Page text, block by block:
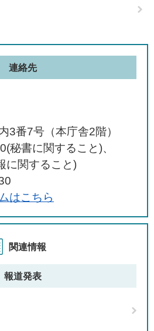
連絡先
3番7号（本庁舎2階）
秘書に関すること)、
に関すること)
はこちら
関連情報
報道発表